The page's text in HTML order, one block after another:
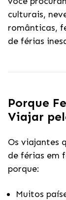
culturais,
românticas,
de férias
Porque
Viajar
Os viajantes
de férias em
porque:
Muitos